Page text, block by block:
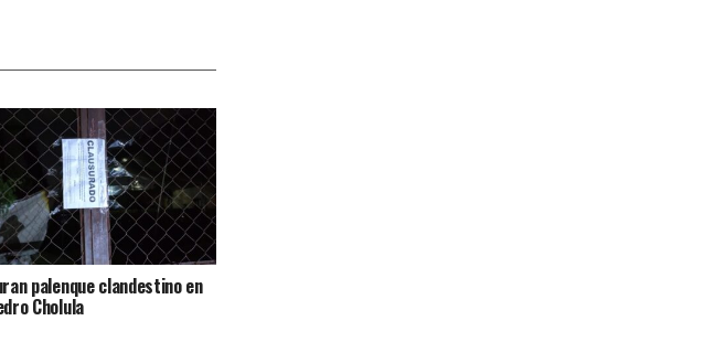
palenque clandestino en
Cholula